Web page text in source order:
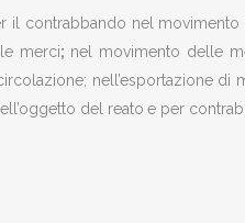
il contrabbando nel
merci; nel movimento delle
nell’esportazione di
del reato e per